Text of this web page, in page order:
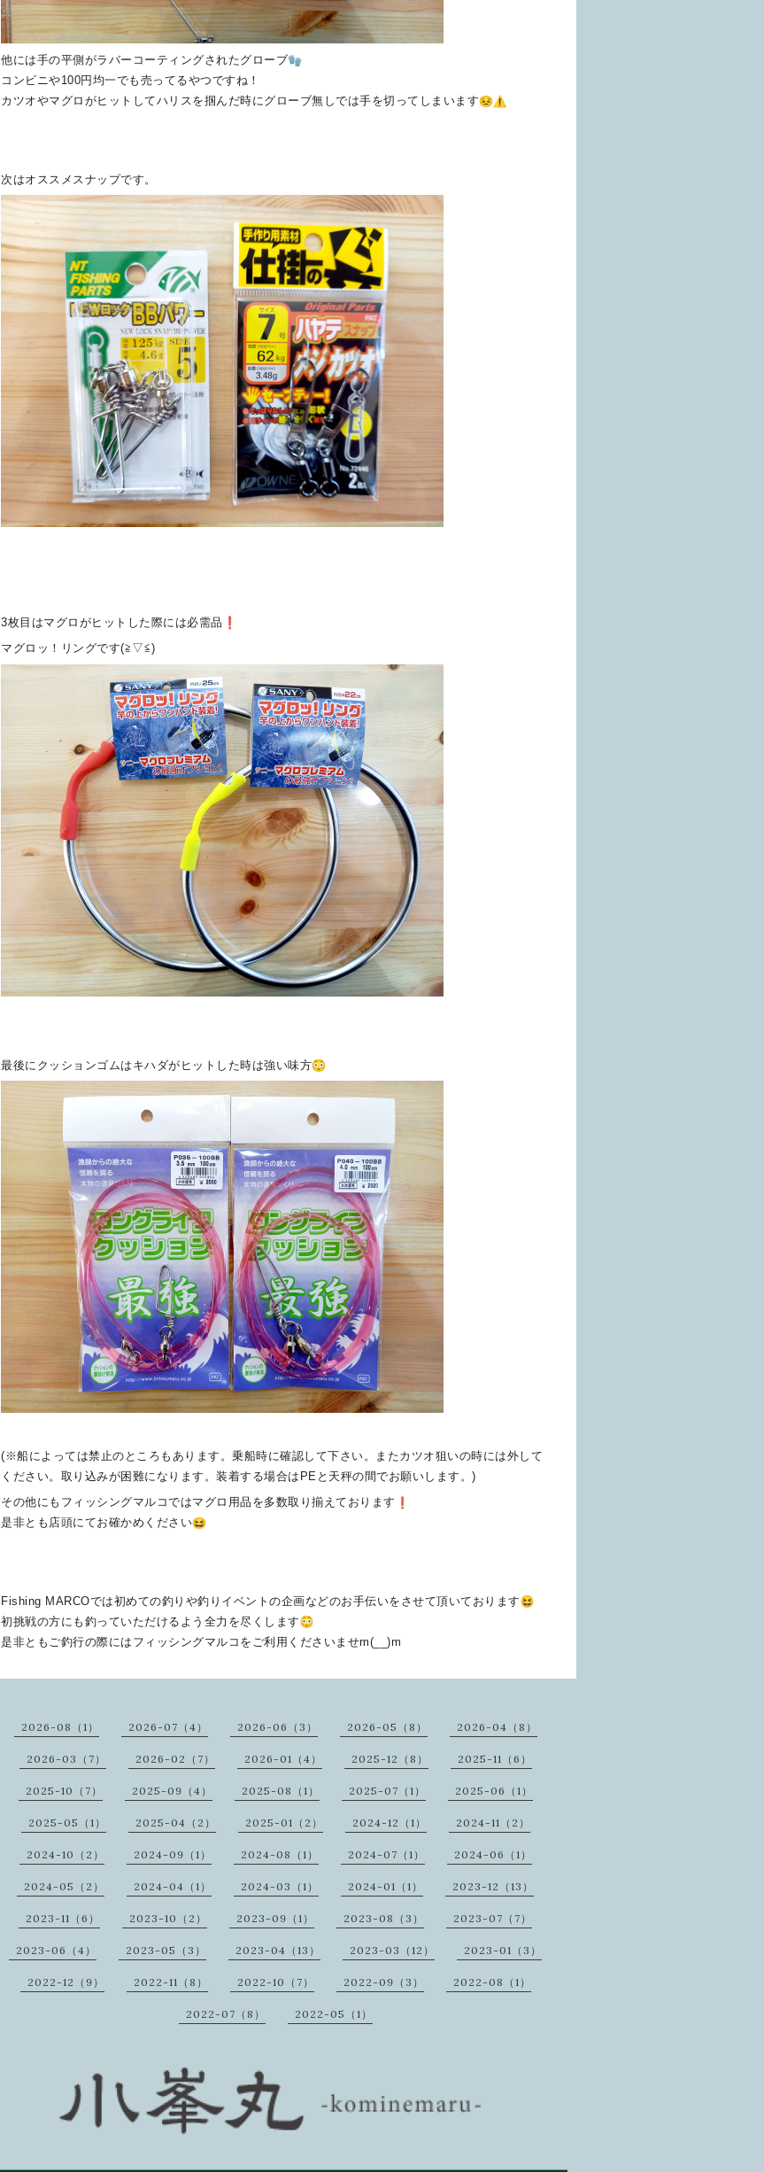
他には手の平側がラバーコーティングされたグローブ
コンビニや100円均一でも売ってるやつですね！
カツオやマグロがヒットしてハリスを掴んだ時にグローブ無しでは手を切ってしまいます
次はオススメスナップです。
3枚目はマグロがヒットした際には必需品
マグロッ！リングです(≧▽≦)
最後にクッションゴムはキハダがヒットした時は強い味方
(※船によっては禁止のところもあります。 乗船時に確認して下さい。
またカツオ狙いの時には外して
ください。 取り込みが困難になります。 装着する場合はPEと天秤の間でお願いします。)
その他にもフィッシングマルコではマグロ用品を多数取り揃えてお ります
是非とも店頭にてお確かめください
Fishing MARCOでは初めての釣りや釣りイベントの企画などのお手伝いをさせて頂いております
初挑戦の方にも釣っていただけるよう全力を尽くします
是非ともご釣行の際にはフィッシングマルコをご利用くださいませm(__)m
2026-08（1） 2026-07（4） 2026-06（3） 2026-05（8） 2026-04（8）
2026-03（7） 2026-02（7） 2026-01（4） 2025-12（8） 2025-11（6）
2025-10（7） 2025-09（4） 2025-08（1） 2025-07（1） 2025-06（1）
2025-05（1） 2025-04（2） 2025-01（2） 2024-12（1） 2024-11（2）
2024-10（2） 2024-09（1） 2024-08（1） 2024-07（1） 2024-06（1）
2024-05（2） 2024-04（1） 2024-03（1） 2024-01（1） 2023-12（13）
2023-11（6） 2023-10（2） 2023-09（1） 2023-08（3） 2023-07（7）
2023-06（4） 2023-05（3） 2023-04（13） 2023-03（12） 2023-01（3）
2022-12（9） 2022-11（8） 2022-10（7） 2022-09（3） 2022-08（1）
2022-07（8） 2022-05（1）